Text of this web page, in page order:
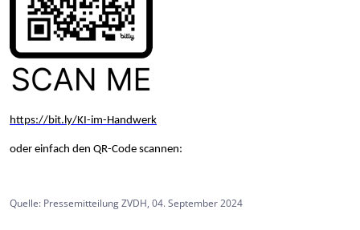
https://bit.ly/KI-im-Handwerk
oder einfach den QR-Code scannen:
Quelle: Pressemitteilung ZVDH, 04. September 2024